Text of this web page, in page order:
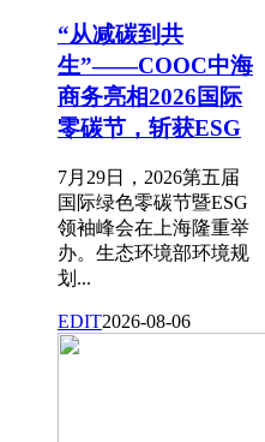
“从减碳到共
生”——COOC中海
商务亮相2026国际
零碳节，斩获ESG
7月29日，2026第五届
国际绿色零碳节暨ESG
领袖峰会在上海隆重举
办。生态环境部环境规
划...
EDIT2026-08-06